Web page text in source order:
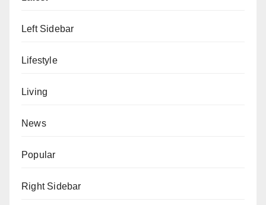
Left Sidebar
Lifestyle
Living
News
Popular
Right Sidebar